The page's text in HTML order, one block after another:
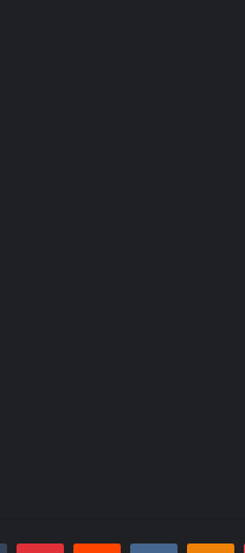
Tumblr PinterestReddit